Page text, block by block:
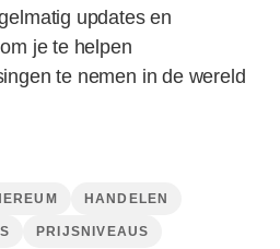
updates en
je te helpen
te nemen in de wereld
HANDELEN
PRIJSNIVEAUS